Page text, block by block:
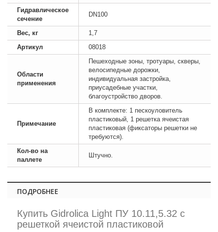
Гидравлическое
сечение
DN100
Вес, кг
1,7
Артикул
08018
Области
применения
Пешеходные зоны, тротуары, скверы,
велосипедные дорожки,
индивидуальная застройка,
приусадебные участки,
благоустройство дворов.
Примечание
В комплекте: 1 пескоуловитель
пластиковый, 1 решетка ячеистая
пластиковая (фиксаторы решетки не
требуются).
Кол-во на
паллете
Штучно.
ПОДРОБНЕЕ
Купить Gidrolica Light ПУ 10.11,5.32 с
решеткой ячеистой пластиковой